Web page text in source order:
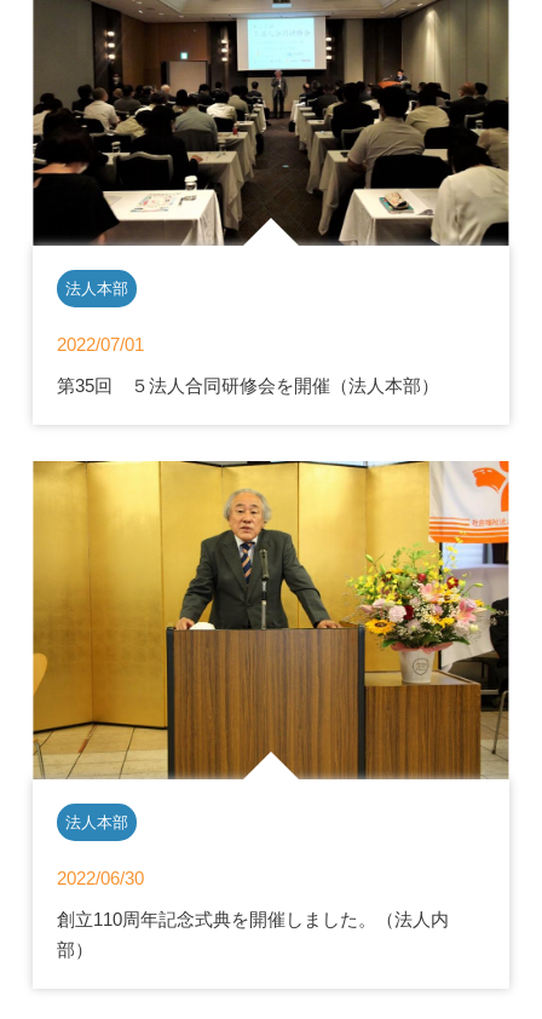
法人本部
2022/07/01
第35回 ５法人合同研修会を開催（法人本部）
法人本部
2022/06/30
創立110周年記念式典を開催しました。（法人内
部）